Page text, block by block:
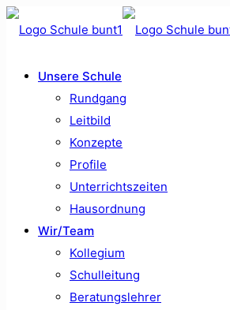
Unsere Schule
Rundgang
Leitbild
Konzepte
Profile
Unterrichtszeiten
Hausordnung
Wir/Team
Kollegium
Schulleitung
Beratungslehrer